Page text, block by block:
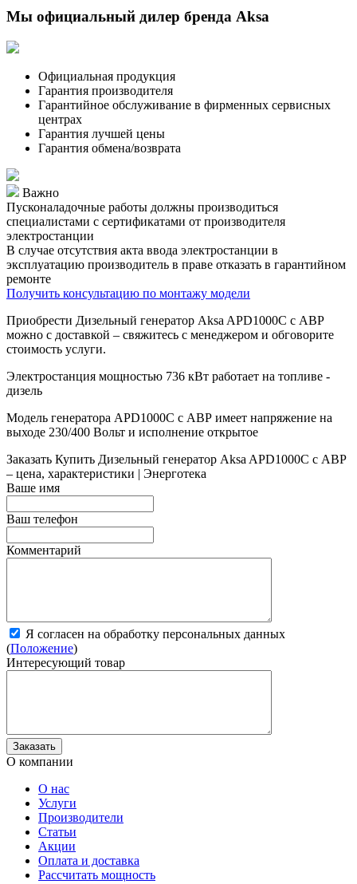
Мы официальный дилер бренда Aksa
Официальная продукция
Гарантия производителя
Гарантийное обслуживание в фирменных сервисных
центрах
Гарантия лучшей цены
Гарантия обмена/возврата
Важно
Пусконаладочные работы должны производиться
специалистами с сертификатами от производителя
электростанции
В случае отсутствия акта ввода электростанции в
эксплуатацию производитель в праве отказать в гарантийном
ремонте
Получить консультацию по монтажу модели
Приобрести Дизельный генератор Aksa APD1000C с АВР
можно с доставкой – свяжитесь с менеджером и обговорите
стоимость услуги.
Электростанция мощностью 736 кВт работает на топливе -
дизель
Модель генератора APD1000C с АВР имеет напряжение на
выходе 230/400 Вольт и исполнение открытое
Заказать Купить Дизельный генератор Aksa APD1000C с АВР
– цена, характеристики | Энерготека
Ваше имя
Ваш телефон
Комментарий
Я согласен на обработку персональных данных
(Положение)
Интересующий товар
О компании
О нас
Услуги
Производители
Статьи
Акции
Оплата и доставка
Рассчитать мощность